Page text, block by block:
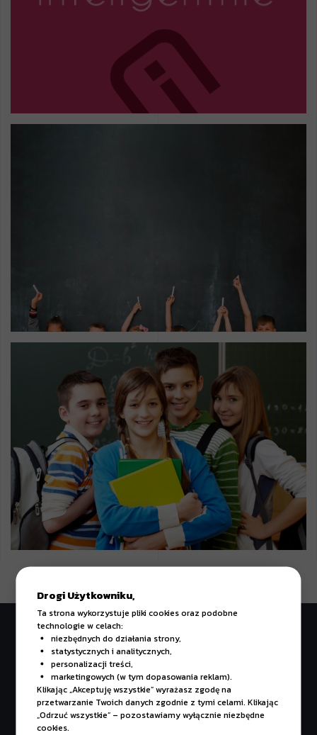
THEY TRUSTED US
Drogi Użytkowniku,
Ta strona wykorzystuje pliki cookies oraz podobne
technologie w celach:
niezbędnych do działania strony,
statystycznych i analitycznych,
personalizacji treści,
marketingowych (w tym dopasowania reklam).
Klikając „Akceptuję wszystkie” wyrażasz zgodę na
przetwarzanie Twoich danych zgodnie z tymi celami. Klikając
„Odrzuć wszystkie” – pozostawiamy wyłącznie niezbędne
cookies.